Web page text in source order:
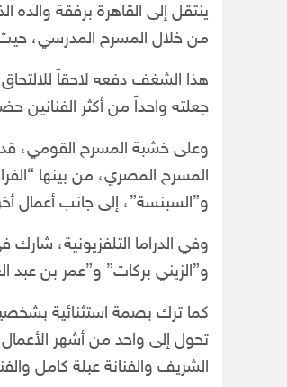
ينتقل إلى القاهرة برفقة
من خلال المسرح المدرسي، حيث
هذا الشغف دفعه لاحقاً
جعلته واحداً من أكثر الفنانين
وعلى خشبة المسرح القومي،
المسرح المصري، من بينها
و”السبنسة”، إلى جانب أعمال
وفي الدراما التلفزيونية،
و”الزيني بركات” و”عمر بن عبد
كما ترك بصمة استثنائية
تحول إلى واحد من أشهر الأعمال
الشريف والفنانة عبلة كامل